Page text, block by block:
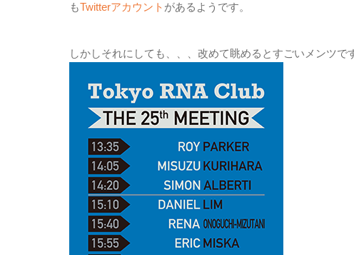
もTwitterアカウント があるようです。
しかしそれにしても、、、改めて眺めるとすごいメンツで